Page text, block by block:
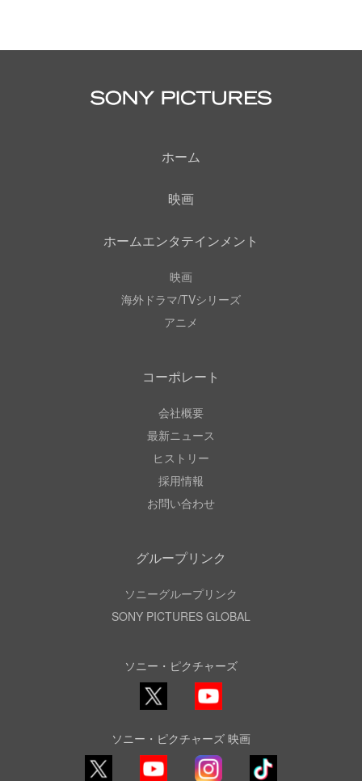
ホーム
映画
ホームエンタテインメント
映画
海外ドラマ/TVシリーズ
アニメ
コーポレート
会社概要
最新ニュース
ヒストリー
採用情報
お問い合わせ
グループリンク
ソニーグループリンク
SONY PICTURES GLOBAL
ソニー・ピクチャーズ
X
YouTube
ソニー・ピクチャーズ 映画